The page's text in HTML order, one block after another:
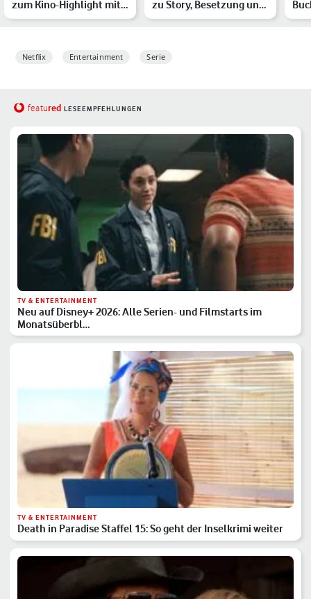
zum Kino-Highlight mit
Lady Gaga
zu Story, Besetzung und
Netflix-Start vo…
Die
Netflix Entertainment Serie
featured LESEEMPFEHLUNGEN
TV & ENTERTAINMENT
Neu auf Disney+ 2026: Alle Serien- und Filmstarts im
Monatsüberbl…
TV & ENTERTAINMENT
Death in Paradise Staffel 15: So geht der Inselkrimi weiter